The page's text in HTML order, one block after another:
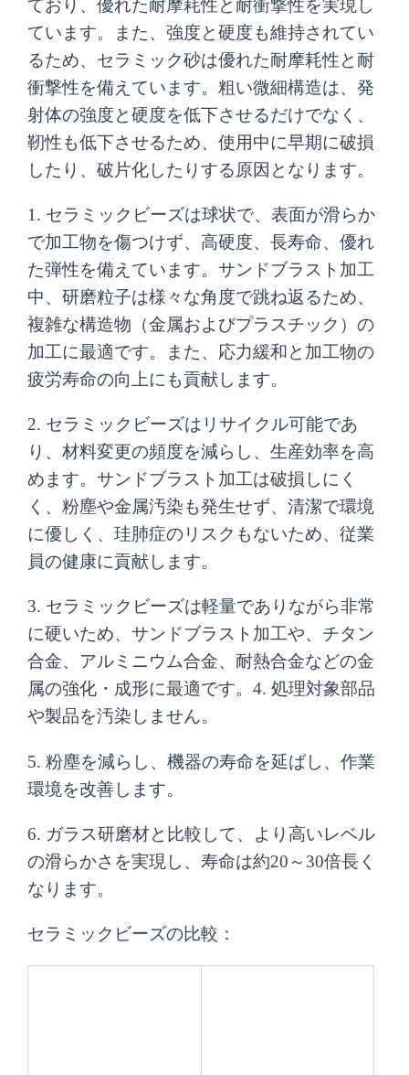
ており、優れた耐摩耗性と耐衝撃性を実現し
ています。また、強度と硬度も維持されてい
るため、セラミック砂は優れた耐摩耗性と耐
衝撃性を備えています。粗い微細構造は、発
射体の強度と硬度を低下させるだけでなく、
靭性も低下させるため、使用中に早期に破損
したり、破片化したりする原因となります。
1. セラミックビーズは球状で、表面が滑らか
で加工物を傷つけず、高硬度、長寿命、優れ
た弾性を備えています。サンドブラスト加工
中、研磨粒子は様々な角度で跳ね返るため、
複雑な構造物（金属およびプラスチック）の
加工に最適です。また、応力緩和と加工物の
疲労寿命の向上にも貢献します。
2. セラミックビーズはリサイクル可能であ
り、材料変更の頻度を減らし、生産効率を高
めます。サンドブラスト加工は破損しにく
く、粉塵や金属汚染も発生せず、清潔で環境
に優しく、珪肺症のリスクもないため、従業
員の健康に貢献します。
3. セラミックビーズは軽量でありながら非常
に硬いため、サンドブラスト加工や、チタン
合金、アルミニウム合金、耐熱合金などの金
属の強化・成形に最適です。4. 処理対象部品
や製品を汚染しません。
5. 粉塵を減らし、機器の寿命を延ばし、作業
環境を改善します。
6. ガラス研磨材と比較して、より高いレベル
の滑らかさを実現し、寿命は約20～30倍長く
なります。
セラミックビーズの比較：